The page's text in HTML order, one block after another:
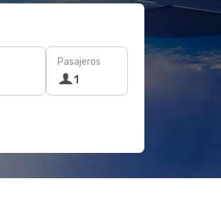
Pasajeros
1